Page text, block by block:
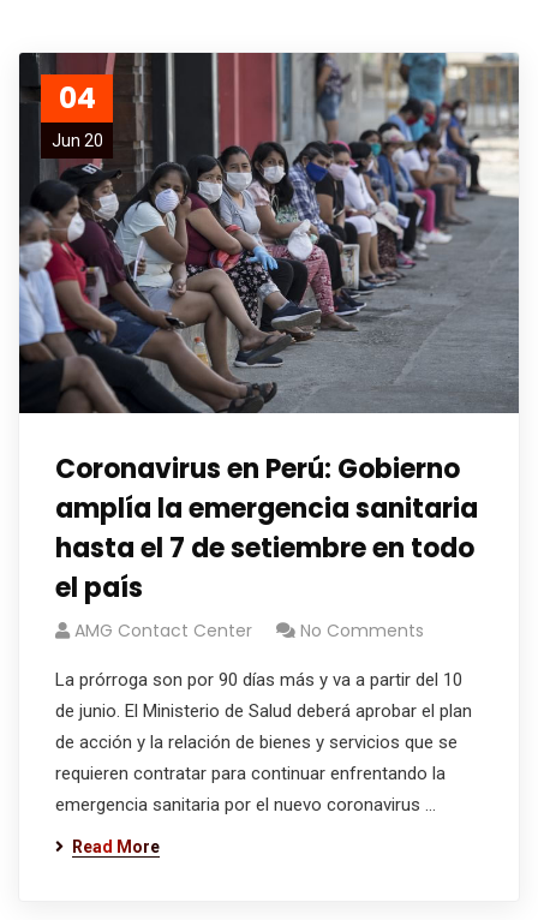
04
Jun 20
Coronavirus en Perú: Gobierno
amplía la emergencia sanitaria
hasta el 7 de setiembre en todo
el país
AMG Contact Center No Comments
La prórroga son por 90 días más y va a partir del 10
de junio. El Ministerio de Salud deberá aprobar el plan
de acción y la relación de bienes y servicios que se
requieren contratar para continuar enfrentando la
emergencia sanitaria por el nuevo coronavirus ...
Read More